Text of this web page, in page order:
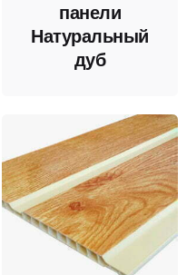
панели
Натуральный
дуб